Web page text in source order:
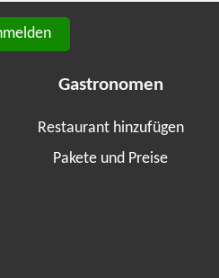
Gastronomen
Restaurant hinzufügen
Pakete und Preise